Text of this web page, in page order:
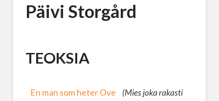
Päivi Storgård
TEOKSIA
En man som heter Ove
(Mies joka rakasti